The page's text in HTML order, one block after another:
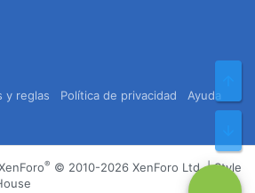
y reglas Política de privacidad
Ayuda
® © 2010-2026 XenForo Ltd. |Style